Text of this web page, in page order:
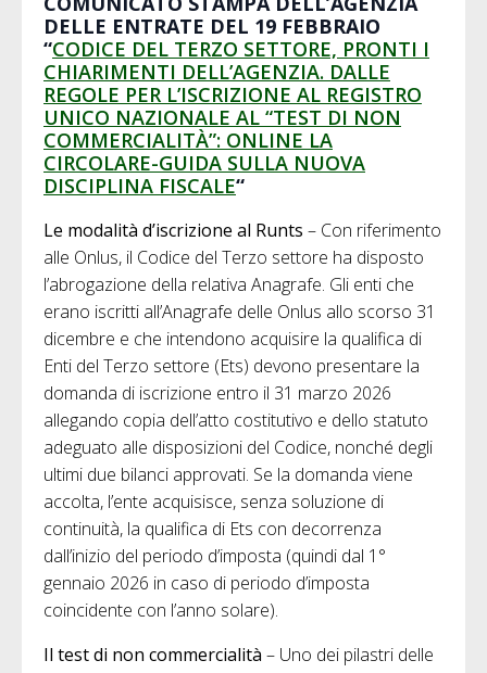
DELLE ENTRATE DEL 19 FEBBRAIO
“CODICE DEL TERZO SETTORE, PRONTI I
CHIARIMENTI DELL’AGENZIA. DALLE
REGOLE PER L’ISCRIZIONE AL REGISTRO
UNICO NAZIONALE AL “TEST DI NON
COMMERCIALITÀ”: ONLINE LA
CIRCOLARE-GUIDA SULLA NUOVA
DISCIPLINA FISCALE“
Le modalità d’iscrizione al Runts – Con riferimento
alle Onlus, il Codice del Terzo settore ha disposto
l’abrogazione della relativa Anagrafe. Gli enti che
erano iscritti all’Anagrafe delle Onlus allo scorso 31
dicembre e che intendono acquisire la qualifica di
Enti del Terzo settore (Ets) devono presentare la
domanda di iscrizione entro il 31 marzo 2026
allegando copia dell’atto costitutivo e dello statuto
adeguato alle disposizioni del Codice, nonché degli
ultimi due bilanci approvati. Se la domanda viene
accolta, l’ente acquisisce, senza soluzione di
continuità, la qualifica di Ets con decorrenza
dall’inizio del periodo d’imposta (quindi dal 1°
gennaio 2026 in caso di periodo d’imposta
coincidente con l’anno solare).
Il test di non commercialità – Uno dei pilastri delle